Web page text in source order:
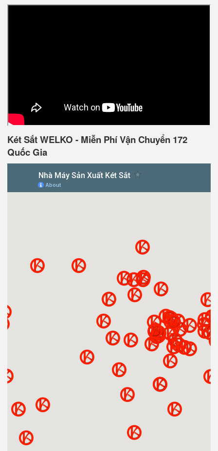
Két Sắt WELKO - Miễn Phí Vận Chuyển 172
Quốc Gia